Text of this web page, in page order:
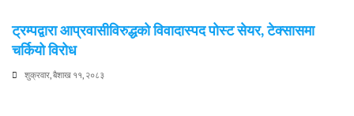
ट्रम्पद्वारा आप्रवासीविरुद्धको विवादास्पद पोस्ट सेयर, टेक्सासमा
चर्कियो विरोध
शुक्रवार, बैशाख ११, २०८३